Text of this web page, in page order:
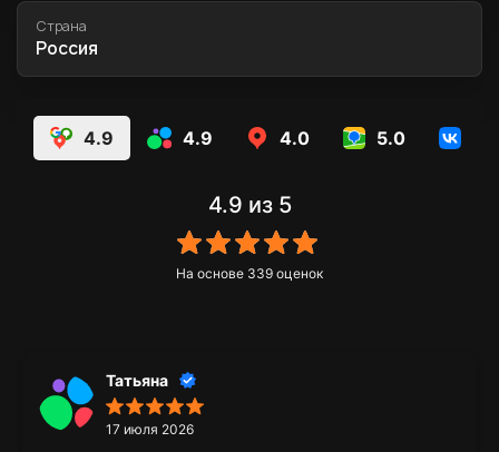
Страна
Россия
4.9 4.9 4.0 5.0
4.9 из 5
На основе 339 оценок
Татьяна
17 июля 2026